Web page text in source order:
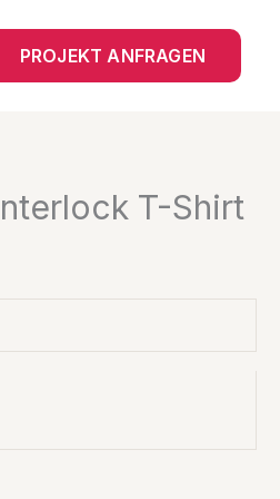
PROJEKT ANFRAGEN
T-Shirt